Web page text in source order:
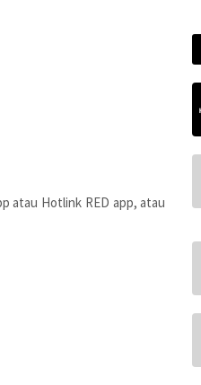
atau Hotlink RED app, atau